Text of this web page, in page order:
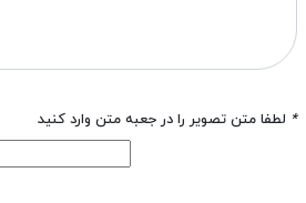
* لطفا متن تصویر را در جعبه متن وارد کنید